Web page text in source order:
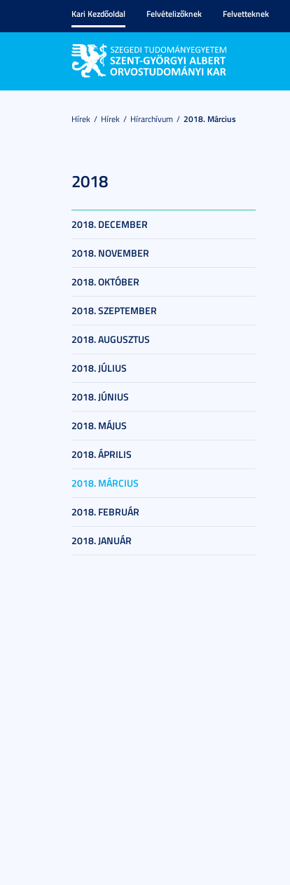
Kari Kezdőoldal Felvételizőknek Felvetteknek
Hírek Hírek Hírarchívum 2018. Március
2018
2018. DECEMBER
2018. NOVEMBER
2018. OKTÓBER
2018. SZEPTEMBER
2018. AUGUSZTUS
2018. JÚLIUS
2018. JÚNIUS
2018. MÁJUS
2018. ÁPRILIS
2018. MÁRCIUS
2018. FEBRUÁR
2018. JANUÁR